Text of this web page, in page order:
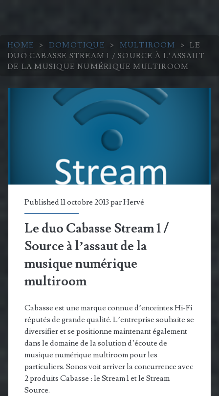
HOME > DOMOTIQUE > MULTIROOM >
LE
DUO CABASSE STREAM 1 / SOURCE À L’ASSAUT
DE LA MUSIQUE NUMÉRIQUE MULTIROOM
Published 11 octobre 2013 parHervé
Le duo Cabasse Stream 1 /
Source à l’assaut de la
musique numérique
multiroom
Cabasse est une marque connue d’enceintes Hi-Fi
réputés de grande qualité. L’entreprise souhaite se
diversifier et se positionne maintenant également
dans le domaine de la solution d’écoute de
musique numérique multiroom pour les
particuliers. Sonos voit arriver la concurrence avec
2 produits Cabasse : le Stream 1 et le Stream
Source.